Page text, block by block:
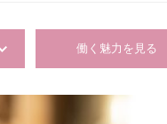
働く魅力を見る